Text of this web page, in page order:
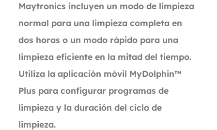
Maytronics incluyen un modo de limpieza
normal para una limpieza completa en
dos horas o un modo rápido para una
limpieza eficiente en la mitad del tiempo.
Utiliza la aplicación móvil MyDolphin™
Plus para configurar programas de
limpieza y la duración del ciclo de
limpieza.